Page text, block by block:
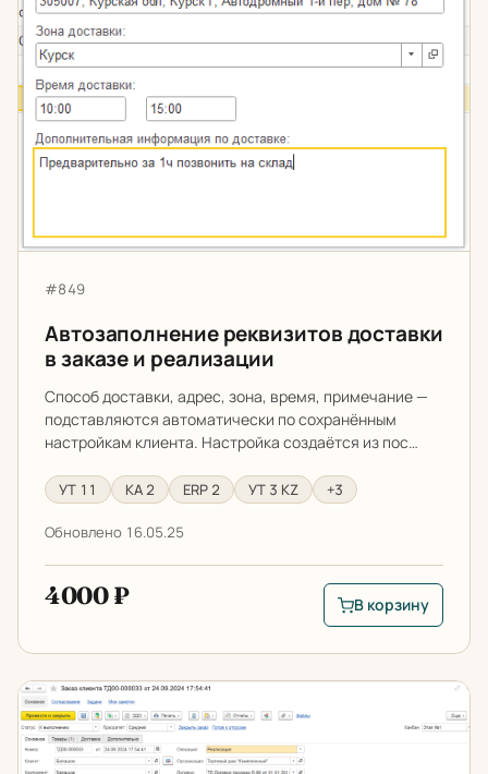
Артикул:
#849
Автозаполнение реквизитов доставки
в заказе и реализации
Способ доставки, адрес, зона, время, примечание —
подставляются автоматически по сохранённым
настройкам клиента. Настройка создаётся из пос…
УТ 11 КА 2 ERP 2 УТ 3 KZ +3
Обновлено 16.05.25
4000 ₽
В корзину:
В корзину
Заполнение формы оплаты заказов клиента